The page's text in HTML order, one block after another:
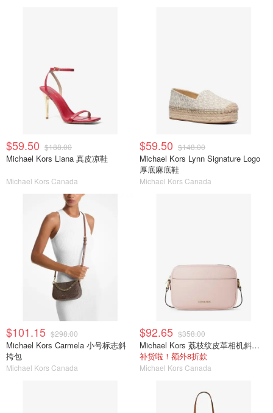
$59.50 $188.00
Michael Kors Liana 真皮凉鞋
Michael Kors Canada
$59.50 $148.00
Michael Kors Lynn Signature Logo
厚底麻底鞋
Michael Kors Canada
$101.15 $298.00
Michael Kors Carmela 小号标志斜
挎包
Michael Kors Canada
$92.65 $358.00
Michael Kors 荔枝纹皮革相机斜挎包
补货啦！额外8折款
Michael Kors Canada